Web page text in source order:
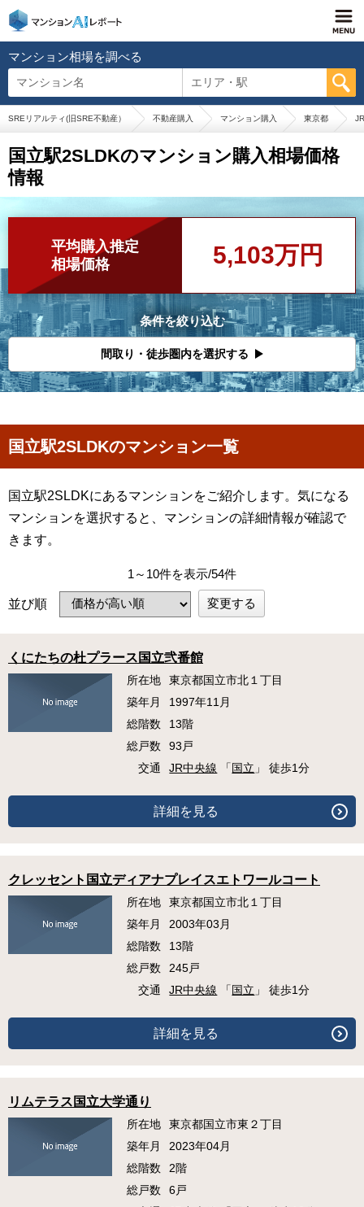
マンション相場を調べる
マンション名 エリア・駅
SREリアルティ(旧SRE不動産） 不動産購入 マンション購入 東京都
国立駅2SLDKのマンション購入相場価格
情報
平均購入推定
相場価格
5,103万円
条件を絞り込む
間取り・徒歩圏内を選択する
国立駅2SLDKのマンション一覧
国立駅2SLDKにあるマンションをご紹介します。気になる
マンションを選択すると、マンションの詳細情報が確認で
きます。
1～10件を表示/54件
並び順 変更する
くにたちの杜プラース国立弐番館
所在地
東京都国立市北１丁目
築年月
1997年11月
総階数
13階
総戸数
93戸
交通
JR中央線 「 国立 」 徒歩1分
詳細を見る
クレッセント国立ディアナプレイスエトワールコート
所在地
東京都国立市北１丁目
築年月
2003年03月
総階数
13階
総戸数
245戸
交通
JR中央線 「 国立 」 徒歩1分
詳細を見る
リムテラス国立大学通り
所在地
東京都国立市東２丁目
築年月
2023年04月
総階数
2階
総戸数
6戸